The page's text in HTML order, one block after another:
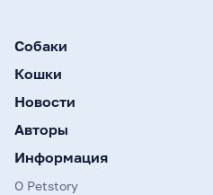
Собаки
Кошки
Новости
Авторы
Информация
О Petstory